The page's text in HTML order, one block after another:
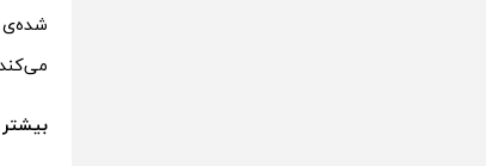
شده‌ی
می‌کند